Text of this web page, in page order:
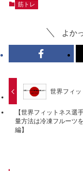
筋トレ
よか
世界フィ
【世界フィットネス選
量方法は冷凍フルーツ
編】